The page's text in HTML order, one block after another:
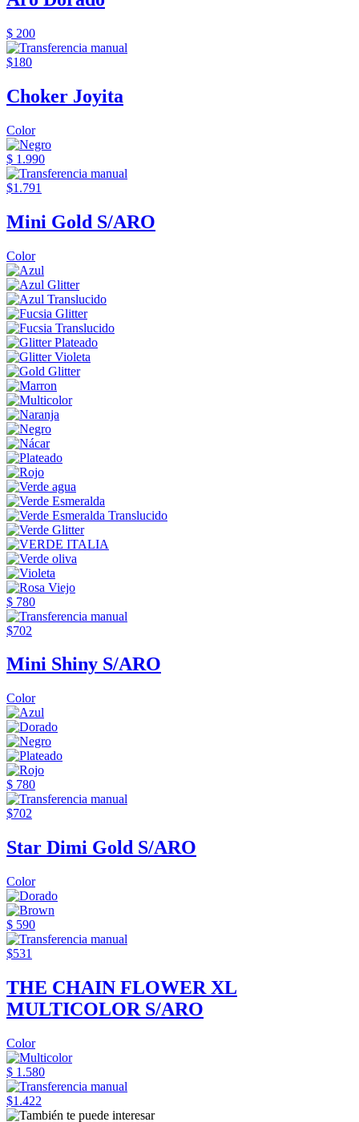
$ 200
$180
Choker Joyita
Color
$ 1.990
$1.791
Mini Gold S/ARO
Color
$ 780
$702
Mini Shiny S/ARO
Color
$ 780
$702
Star Dimi Gold S/ARO
Color
$ 590
$531
THE CHAIN FLOWER XL
MULTICOLOR S/ARO
Color
$ 1.580
$1.422